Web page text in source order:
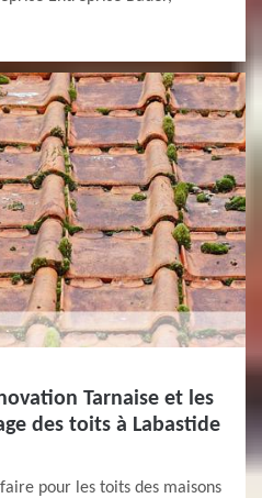
Tarnaise et les
des toits à Labastide
pour les toits des maisons